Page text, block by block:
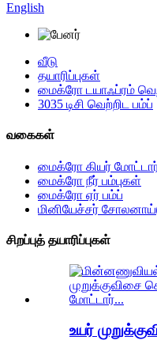
English
வீடு
தயாரிப்புகள்
மைக்ரோ டயாஃப்ரம்
3035 டிசி வெற்றிட பம்ப்
வகைகள்
மைக்ரோ கியர்
மைக்ரோ நீர் பம்புகள்
மைக்ரோ ஏர் பம்ப்
மினியேச்சர்
சிறப்புத் தயாரிப்புகள்
உயர்